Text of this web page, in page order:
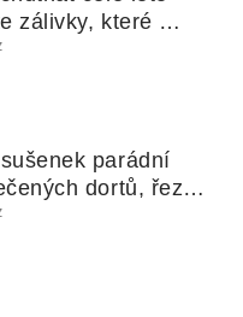
zálivky, které
nudle nebo
parádní
dortů, řezů